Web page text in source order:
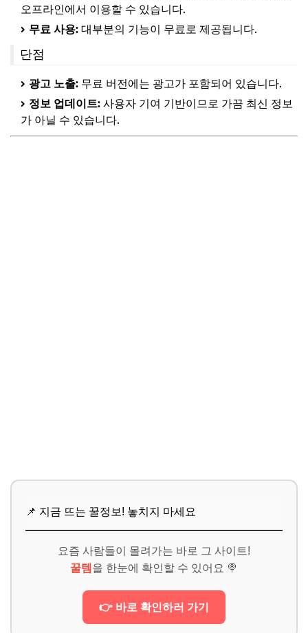
오프라인에서 이용할 수 있습니다.
무료 사용: 대부분의 기능이 무료로 제공됩니다.
단점
광고 노출: 무료 버전에는 광고가 포함되어 있습니다.
정보 업데이트: 사용자 기여 기반이므로 가끔 최신 정보
가 아닐 수 있습니다.
📌 지금 뜨는 꿀정보! 놓치지 마세요
요즘 사람들이 몰려가는 바로 그 사이트!
꿀템 을 한눈에 확인할 수 있어요 🍭
👉 바로 확인하러 가기